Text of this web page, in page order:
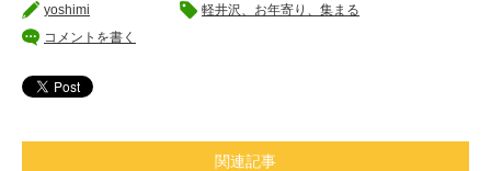
yoshimi
コメントを書く
軽井沢、お年寄り、集まる
関連記事